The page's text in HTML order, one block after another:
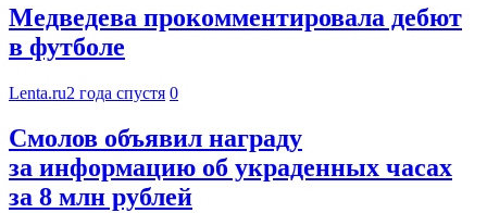
Медведева прокомментировала дебют
в футболе
Lenta.ru2 года спустя 0
Смолов объявил награду
за информацию об украденных часах
за 8 млн рублей